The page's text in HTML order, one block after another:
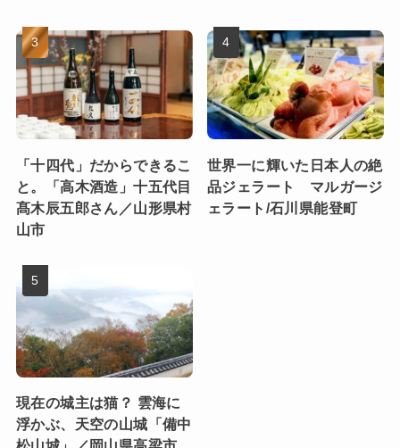
「十四代」だからできるこ
と。「高木酒造」十五代目
髙木辰五郎さん／山形県村
山市
世界一に輝いた日本人の絶
品ジェラート マルガージ
ェラート/石川県能登町
現在の城主は猫？ 雲海に
浮かぶ、天空の山城「備中